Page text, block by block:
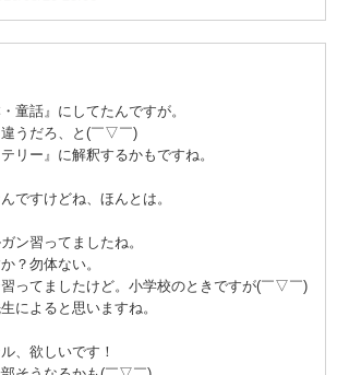
童話』にしてたんですが。
うだろ、と(￣▽￣)
リー』に解釈するかもですね。
ですけどね、ほんとは。
ン習ってましたね。
？勿体ない。
ってましたけど。小学校のときですが(￣▽￣)
によると思いますね。
、欲しいです！